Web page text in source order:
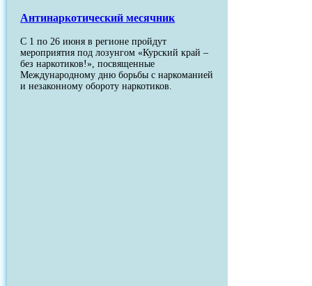
Антинаркотический месячник
С 1 по 26 июня в регионе пройдут
мероприятия под лозунгом «Курский край –
без наркотиков!», посвященные
Международному дню борьбы с наркоманией
и незаконному обороту наркотиков.